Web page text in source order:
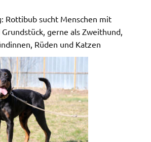
Rottibub sucht Menschen mit
gerne als Zweithund,
Rüden und Katzen